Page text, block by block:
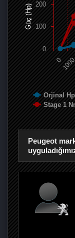
Güç (Hp)
Orjinal Hp
Stage 1
0 1000
0
100
200
Peugeot